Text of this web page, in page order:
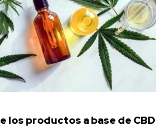
los productos a base de CBD